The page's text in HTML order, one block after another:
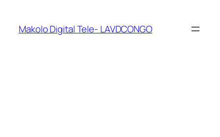
Makolo Digital Tele- LAVDCONGO